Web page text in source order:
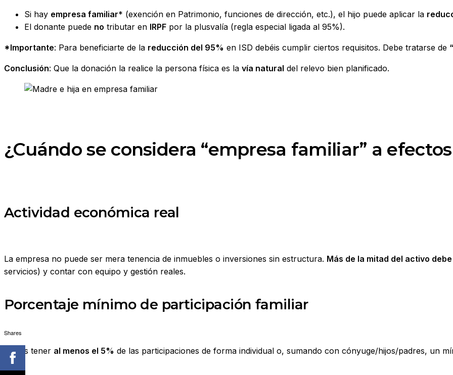
Si hay empresa familiar* (exención en Patrimonio, funciones de dirección, etc.), el hijo puede aplicar la
El donante puede no tributar en IRPF por la plusvalía (regla especial ligada al 95%).
*Importante: Para beneficiarte de la reducción del 95% en ISD debéis cumplir ciertos requisitos. Debe tratarse de
Conclusión: Que la donación la realice la persona física es la vía natural del relevo bien planificado.
¿Cuándo se considera “empresa familiar” a
Actividad económica real
La empresa no puede ser mera tenencia de inmuebles o inversiones sin estructura. Más de la mitad del activo
servicios) y contar con equipo y gestión reales.
Porcentaje mínimo de participación familiar
Debes tener al menos el 5% de las participaciones de forma individual o, sumando con cónyuge/hijos/padres, un
Shares